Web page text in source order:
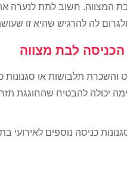
המצווה. חשוב לתת לנערה
לה להרגיש שהיא זו
הכניסה לבת מצווה
תלבושות או סגנונות
יכולה להבטיח שהחוגגת
כניסה נוספים לאירועי